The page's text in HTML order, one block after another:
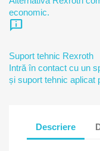
economic.
chat_info
Suport tehnic Rexroth
Intră în contact cu un
și suport tehnic aplicat
Descriere